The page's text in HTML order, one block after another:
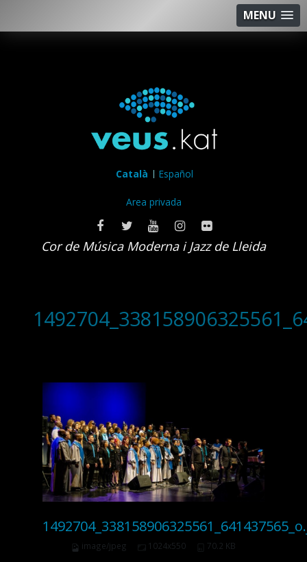
MENU
Català Español
Area privada
Cor de Música Moderna i Jazz de Lleida
image/jpeg 1024x550 70.2 KB